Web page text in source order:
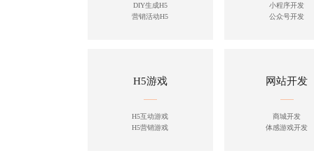
DIY生成H5
营销活动H5
小程序开发
公众号开发
H5游戏
H5互动游戏
H5营销游戏
网站开发
商城开发
体感游戏开发